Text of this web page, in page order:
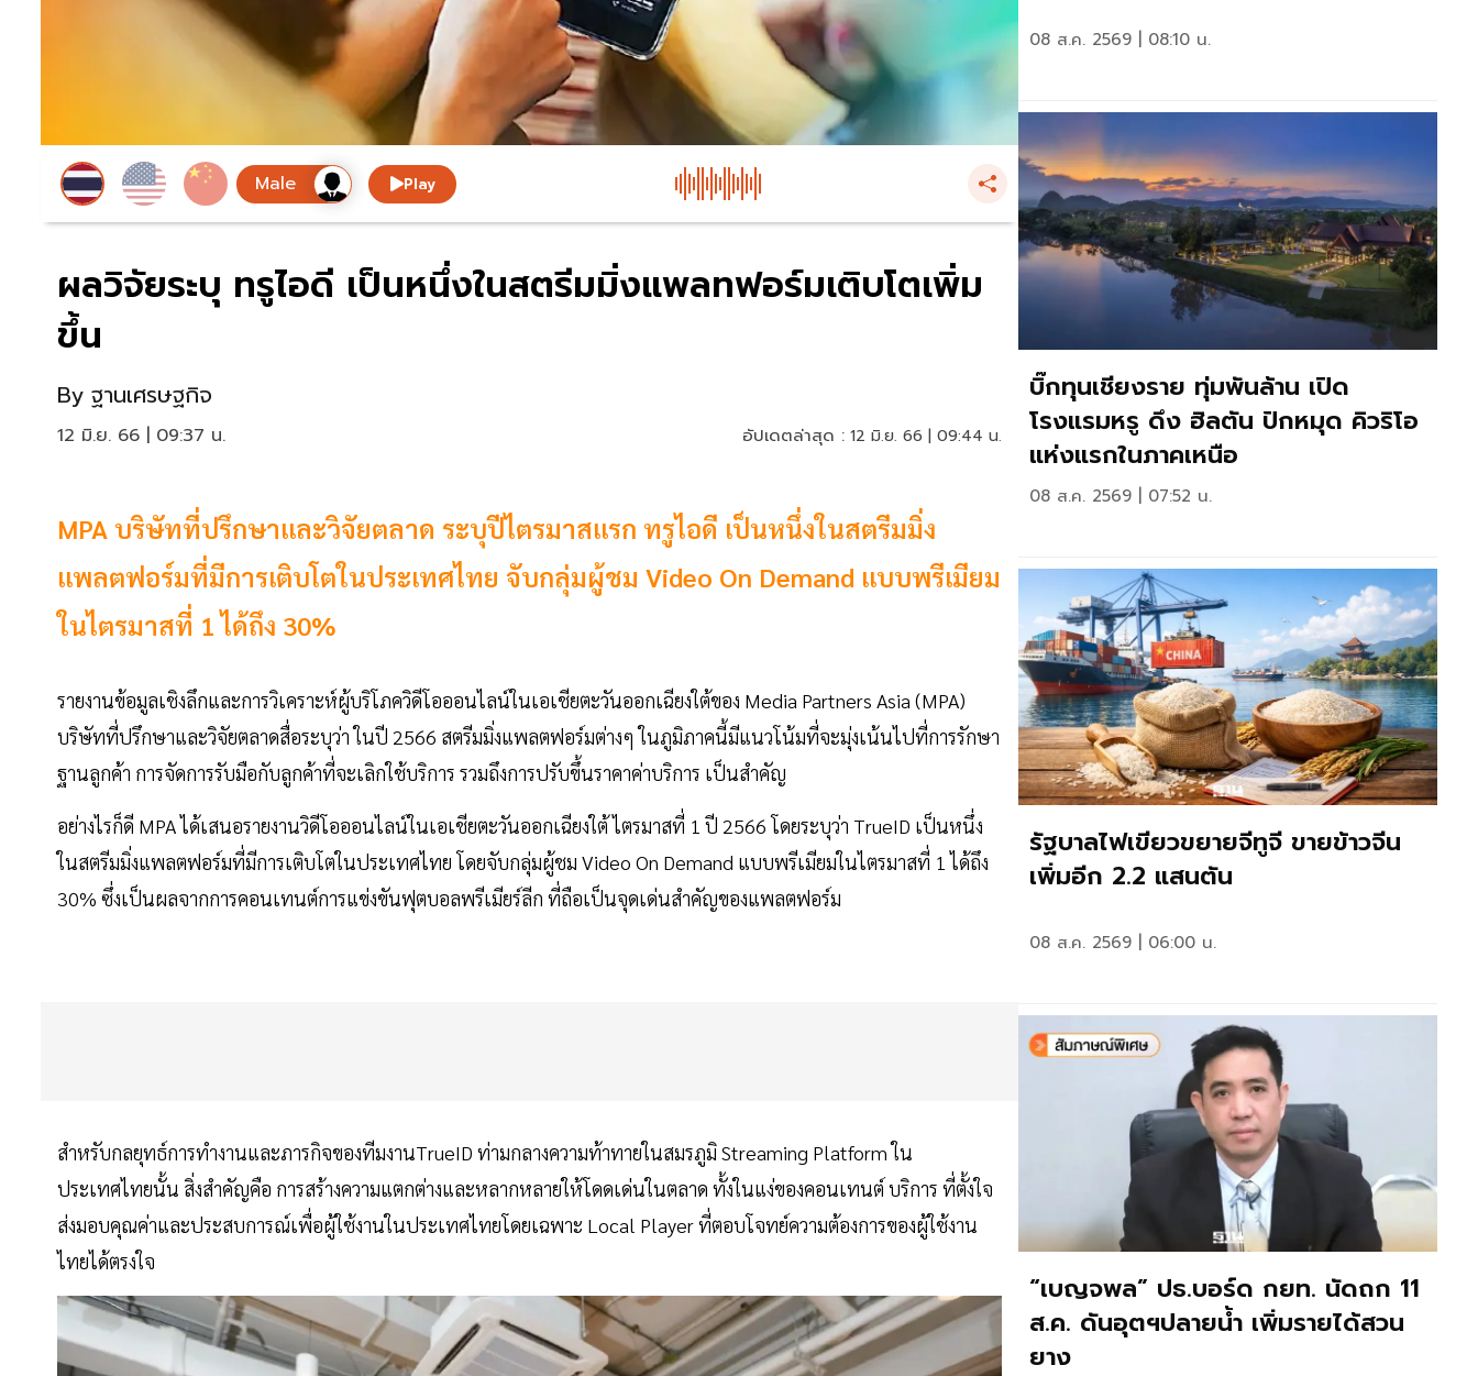
Play
ผลวิจัยระบุ ทรูไอดี เป็นหนึ่งในสตรีมมิ่งแพลทฟอร์มเติบโตเพิ่ม
ขึ้น
By ฐานเศรษฐกิจ
12 มิ.ย. 66 | 09:37 น. อัปเดตล่าสุด : 12 มิ.ย. 66 | 09:44 น.
MPA บริษัทที่ปรึกษาและวิจัยตลาด ระบุปีไตรมาสแรก ทรูไอดี เป็นหนึ่งในสตรีมมิ่ง
แพลตฟอร์มที่มีการเติบโตในประเทศไทย จับกลุ่มผู้ชม Video On Demand แบบพรีเมียม
ในไตรมาสที่ 1 ได้ถึง 30%
รายงานข้อมูลเชิงลึกและการวิเคราะห์ผู้บริโภควิดีโอออนไลน์ในเอเชียตะวันออกเฉียงใต้ของ Media Partners Asia (MPA)
บริษัทที่ปรึกษาและวิจัยตลาดสื่อระบุว่า ในปี 2566 สตรีมมิ่งแพลตฟอร์มต่างๆ ในภูมิภาคนี้มีแนวโน้มที่จะมุ่งเน้นไปที่การรักษา
ฐานลูกค้า การจัดการรับมือกับลูกค้าที่จะเลิกใช้บริการ รวมถึงการปรับขึ้นราคาค่าบริการ เป็นสำคัญ
อย่างไรก็ดี MPA ได้เสนอรายงานวิดีโอออนไลน์ในเอเชียตะวันออกเฉียงใต้ ไตรมาสที่ 1 ปี 2566 โดยระบุว่า TrueID เป็นหนึ่ง
ในสตรีมมิ่งแพลตฟอร์มที่มีการเติบโตในประเทศไทย โดยจับกลุ่มผู้ชม Video On Demand แบบพรีเมียมในไตรมาสที่ 1 ได้ถึง
30% ซึ่งเป็นผลจากการคอนเทนต์การแข่งขันฟุตบอลพรีเมียร์ลีก ที่ถือเป็นจุดเด่นสำคัญของแพลตฟอร์ม
สำหรับกลยุทธ์การทำงานและภารกิจของทีมงานTrueID ท่ามกลางความท้าทายในสมรภูมิ Streaming Platform ใน
ประเทศไทยนั้น สิ่งสำคัญคือ การสร้างความแตกต่างและหลากหลายให้โดดเด่นในตลาด ทั้งในแง่ของคอนเทนต์ บริการ ที่ตั้งใจ
ส่งมอบคุณค่าและประสบการณ์เพื่อผู้ใช้งานในประเทศไทยโดยเฉพาะ Local Player ที่ตอบโจทย์ความต้องการของผู้ใช้งาน
ไทยได้ตรงใจ
08 ส.ค. 2569 | 08:10 น.
บิ๊กทุนเชียงราย ทุ่มพันล้าน เปิด
โรงแรมหรู ดึง ฮิลตัน ปักหมุด คิวริโอ
แห่งแรกในภาคเหนือ
08 ส.ค. 2569 | 07:52 น.
รัฐบาลไฟเขียวขยายจีทูจี ขายข้าวจีน
เพิ่มอีก 2.2 แสนตัน
08 ส.ค. 2569 | 06:00 น.
“เบญจพล” ปธ.บอร์ด กยท. นัดถก 11
ส.ค. ดันอุตฯปลายน้ำ เพิ่มรายได้สวน
ยาง